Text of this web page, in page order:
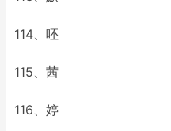
114、呸
115、茜
116、婷